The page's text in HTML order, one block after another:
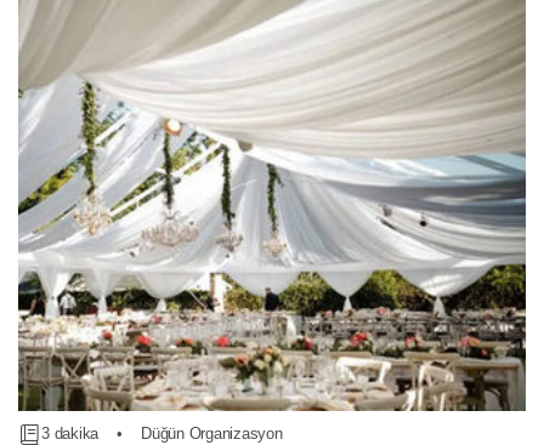
3 dakika • Düğün Organizasyon